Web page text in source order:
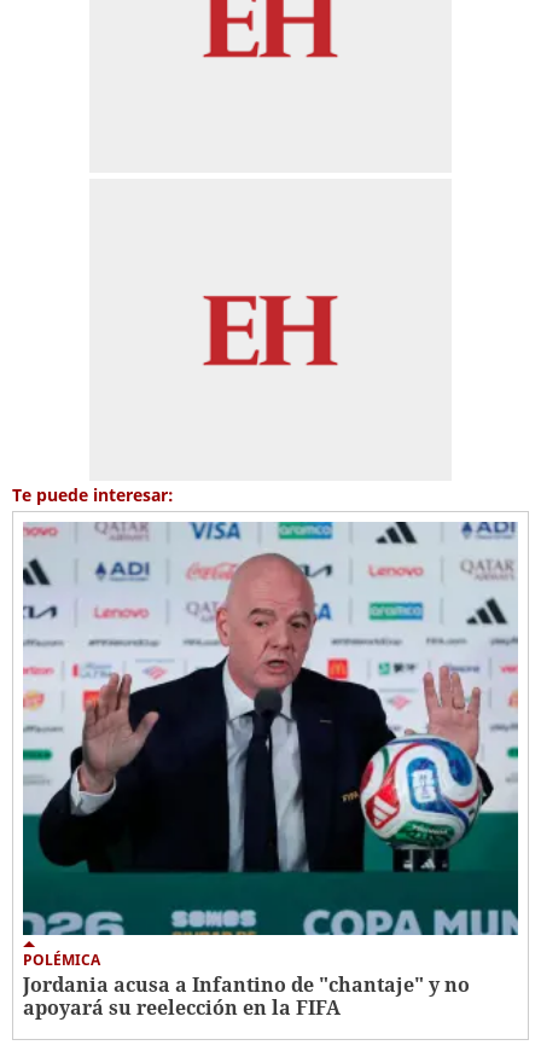
Te puede interesar:
POLÉMICA
Jordania acusa a Infantino de "chantaje" y no
apoyará su reelección en la FIFA